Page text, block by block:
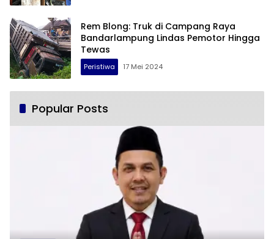
Rem Blong: Truk di Campang Raya
Bandarlampung Lindas Pemotor Hingga
Tewas
Peristiwa 17 Mei 2024
Popular Posts